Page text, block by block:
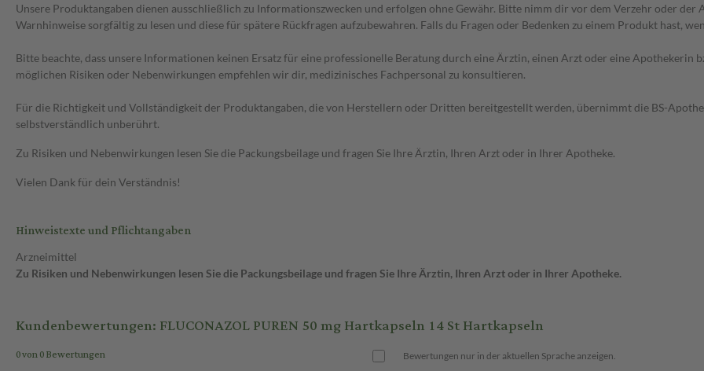
Unsere Produktangaben dienen ausschließlich zu Informationszwecken und erfolgen ohne Gewähr. Bitte nimm dir vor dem Verzehr oder
Warnhinweise sorgfältig zu lesen und diese für spätere Rückfragen aufzubewahren. Falls du Fragen oder Bedenken zu einem Produkt hast,
Bitte beachte, dass unsere Informationen keinen Ersatz für eine professionelle Beratung durch eine Ärztin, einen Arzt oder eine Apothekerin
möglichen Risiken oder Nebenwirkungen empfehlen wir dir, medizinisches Fachpersonal zu konsultieren.
Für die Richtigkeit und Vollständigkeit der Produktangaben, die von Herstellern oder Dritten bereitgestellt werden, übernimmt die BS-
selbstverständlich unberührt.
Zu Risiken und Nebenwirkungen lesen Sie die Packungsbeilage und fragen Sie Ihre Ärztin, Ihren Arzt oder in Ihrer Apotheke.
Vielen Dank für dein Verständnis!
Hinweistexte und Pflichtangaben
Arzneimittel
Zu Risiken und Nebenwirkungen lesen Sie die Packungsbeilage und fragen Sie Ihre Ärztin, Ihren Arzt oder in Ihrer Apotheke.
Kundenbewertungen: FLUCONAZOL PUREN 50 mg Hartkapseln 14 St Hartkapseln
0 von 0 Bewertungen Bewertungen nur in der aktuellen Sprache anzeigen.